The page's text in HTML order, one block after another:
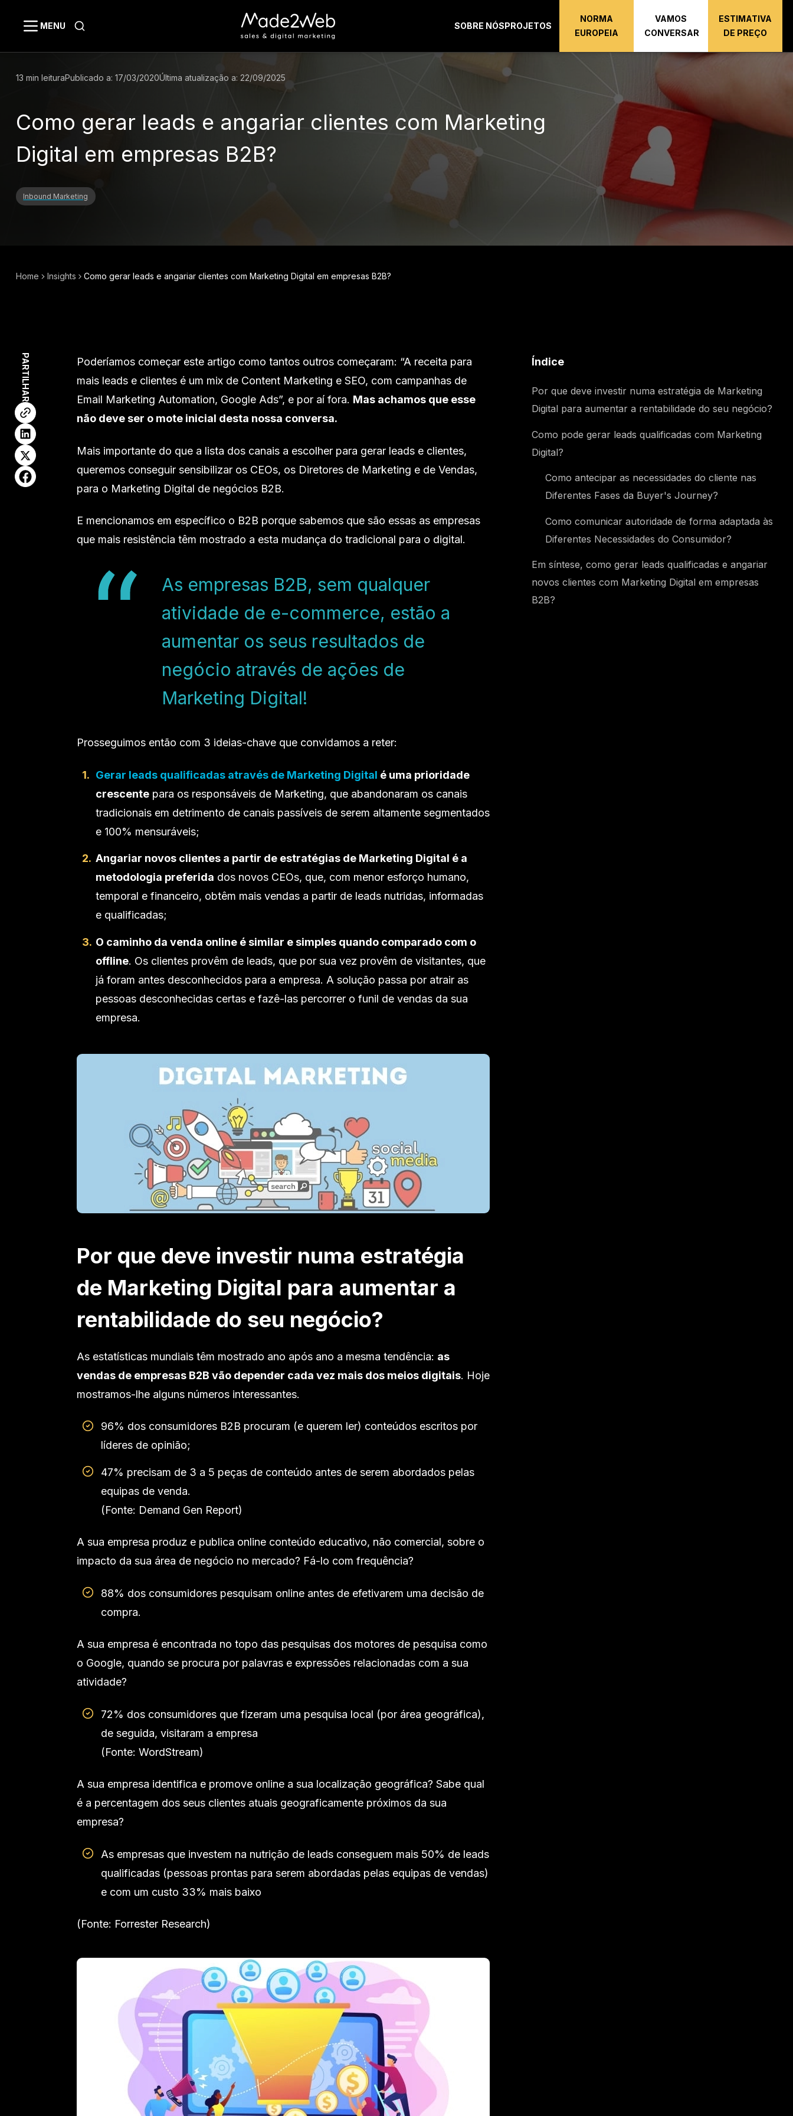
MENU SOBRE NÓSPROJETOS
VAMOS
CONVERSAR
NORMA
EUROPEIA
ESTIMATIVA
DE PREÇO
13 min leituraPublicado a: 17/03/2020Última atualização a: 22/09/2025
Como gerar leads e angariar clientes com Marketing
Digital em empresas B2B?
Inbound Marketing
Home Insights Como gerar leads e angariar clientes com Marketing Digital em empresas B2B?
PARTILHAR
Poderíamos começar este artigo como tantos outros começaram: “A receita para
mais leads e clientes é um mix de Content Marketing e SEO, com campanhas de
Email Marketing Automation, Google Ads”, e por aí fora. Mas achamos que esse
não deve ser o mote inicial desta nossa conversa.
Mais importante do que a lista dos canais a escolher para gerar leads e clientes,
queremos conseguir sensibilizar os CEOs, os Diretores de Marketing e de Vendas,
para o Marketing Digital de negócios B2B.
E mencionamos em específico o B2B porque sabemos que são essas as empresas
que mais resistência têm mostrado a esta mudança do tradicional para o digital.
As empresas B2B, sem qualquer
atividade de e-commerce, estão a
aumentar os seus resultados de
negócio através de ações de
Marketing Digital!
Prosseguimos então com 3 ideias-chave que convidamos a reter:
Gerar leads qualificadas através de Marketing Digital é uma prioridade
crescentepara os responsáveis de Marketing, que abandonaram os canais
tradicionais em detrimento de canais passíveis de serem altamente segmentados
e 100% mensuráveis;
Angariar novos clientes a partir de estratégias de Marketing Digital é a
metodologia preferida dos novos CEOs, que, com menor esforço humano,
temporal e financeiro, obtêm mais vendas a partir de leads nutridas, informadas
e qualificadas;
O caminho da venda online é similar e simples quando comparado com o
offline. Os clientes provêm de leads, que por sua vez provêm de visitantes, que
já foram antes desconhecidos para a empresa. A solução passa por atrair as
pessoas desconhecidas certas e fazê-las percorrer o funil de vendas da sua
empresa.
Por que deve investir numa estratégia
de Marketing Digital para aumentar a
rentabilidade do seu negócio?
As estatísticas mundiais têm mostrado ano após ano a mesma tendência: as
vendas de empresas B2B vão depender cada vez mais dos meios digitais. Hoje
mostramos-lhe alguns números interessantes.
96% dos consumidores B2B procuram (e querem ler) conteúdos escritos por
líderes de opinião;
47% precisam de 3 a 5 peças de conteúdo antes de serem abordados pelas
equipas de venda.
(Fonte: Demand Gen Report)
A sua empresa produz e publica online conteúdo educativo, não comercial, sobre o
impacto da sua área de negócio no mercado? Fá-lo com frequência?
88% dos consumidores pesquisam online antes de efetivarem uma decisão de
compra.
A sua empresa é encontrada no topo das pesquisas dos motores de pesquisa como
o Google, quando se procura por palavras e expressões relacionadas com a sua
atividade?
72% dos consumidores que fizeram uma pesquisa local (por área geográfica),
de seguida, visitaram a empresa
(Fonte: WordStream)
A sua empresa identifica e promove online a sua localização geográfica? Sabe qual
é a percentagem dos seus clientes atuais geograficamente próximos da sua
empresa?
As empresas que investem na nutrição de leads conseguem mais 50% de leads
qualificadas (pessoas prontas para serem abordadas pelas equipas de vendas)
e com um custo 33% mais baixo
(Fonte: Forrester Research)
Índice
Por que deve investir numa estratégia de Marketing
Digital para aumentar a rentabilidade do seu negócio?
Como pode gerar leads qualificadas com Marketing
Digital?
Como antecipar as necessidades do cliente nas
Diferentes Fases da Buyer's Journey?
Como comunicar autoridade de forma adaptada às
Diferentes Necessidades do Consumidor?
Em síntese, como gerar leads qualificadas e angariar
novos clientes com Marketing Digital em empresas
B2B?